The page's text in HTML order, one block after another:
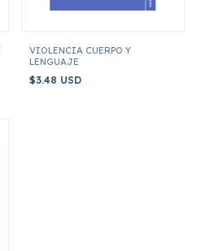
VIOLENCIA CUERPO Y
LENGUAJE
$3.48 USD